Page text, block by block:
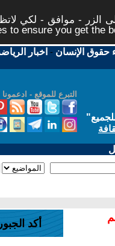
الزر - موافق - لكي
to ensure you get the
حقوق الإنسان - اخبار
التبرع للموقع - ادعمونا
"
أكد